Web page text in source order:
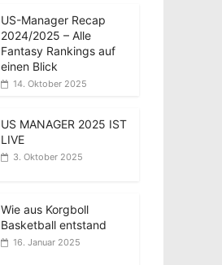
US-Manager Recap
2024/2025 – Alle
Fantasy Rankings auf
einen Blick
14. Oktober 2025
US MANAGER 2025 IST
LIVE
3. Oktober 2025
Wie aus Korgboll
Basketball entstand
16. Januar 2025